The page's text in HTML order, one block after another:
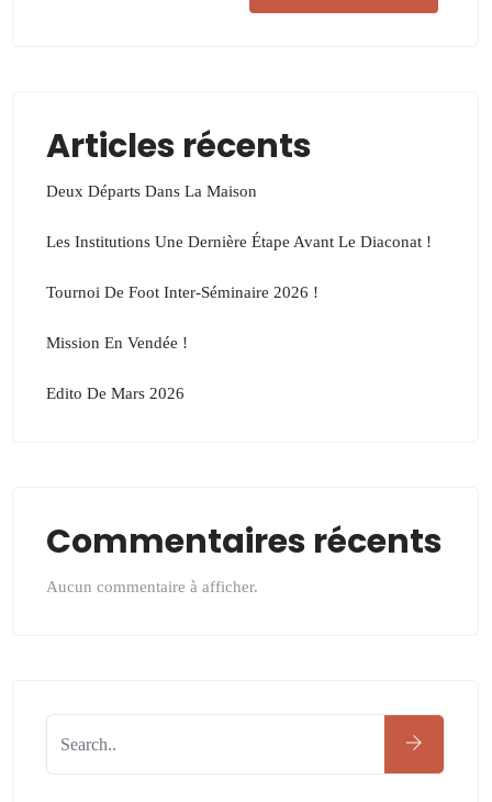
Articles récents
Deux Départs Dans La Maison
Les Institutions Une Dernière Étape Avant Le Diaconat !
Tournoi De Foot Inter-Séminaire 2026 !
Mission En Vendée !
Edito De Mars 2026
Commentaires récents
Aucun commentaire à afficher.